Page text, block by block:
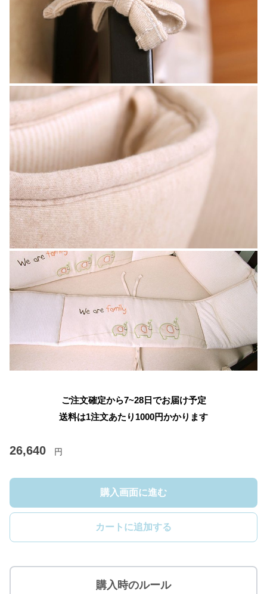
ご注文確定から7~28日でお届け予定
送料は1注文あたり 1000円かかります
26,640 円
購入画面に進む
カートに追加する
購入時のルール